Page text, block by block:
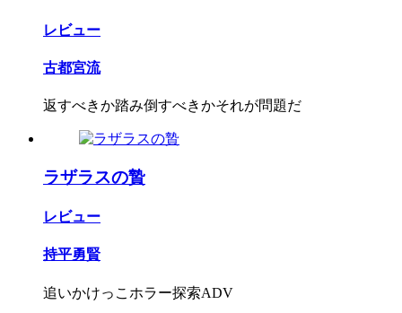
レビュー
古都宮流
返すべきか踏み倒すべきかそれが問題だ
ラザラスの贄
レビュー
持平勇賢
追いかけっこホラー探索ADV